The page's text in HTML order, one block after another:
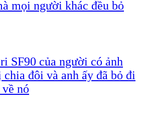
mọi người khác đều bỏ
SF90 của người có ảnh
chia đôi và anh ấy đã bỏ đi
nó